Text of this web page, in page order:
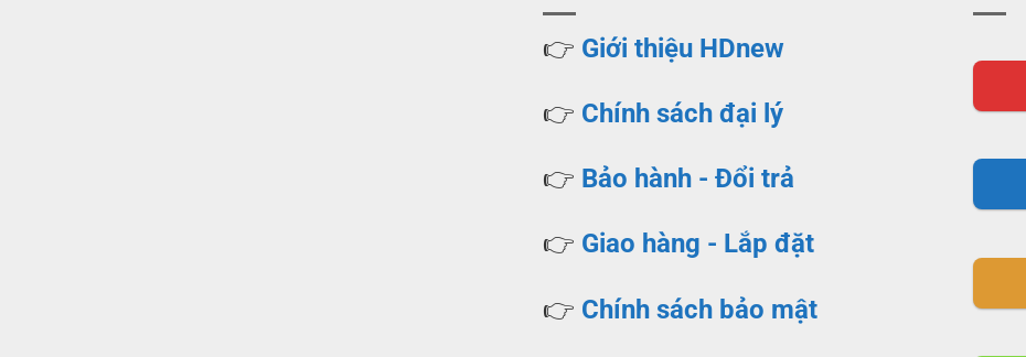
👉 Giới thiệu HDnew
👉 Chính sách đại lý
👉 Bảo hành - Đổi trả
👉 Giao hàng - Lắp đặt
👉 Chính sách bảo mật